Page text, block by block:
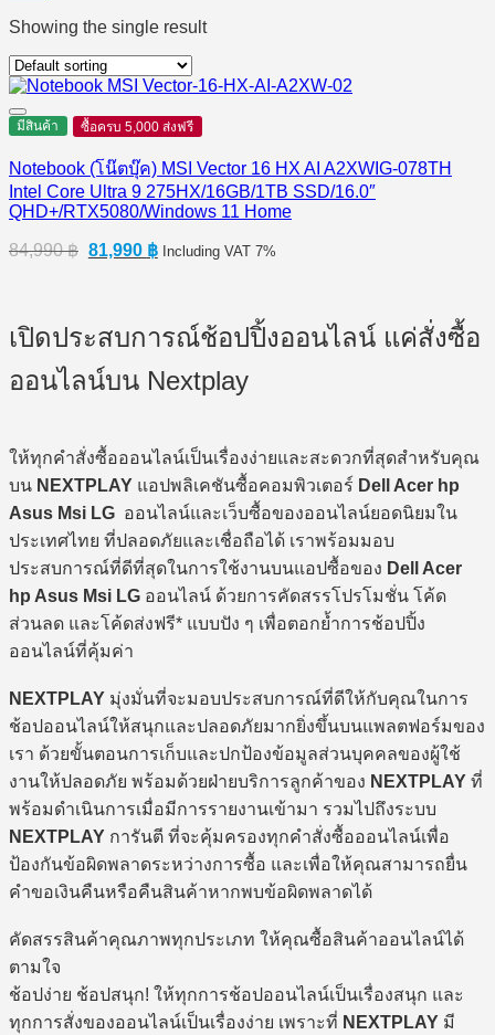
Showing the single result
มีสินค้า ซื้อครบ 5,000 ส่งฟรี
Notebook (โน๊ตบุ๊ค) MSI Vector 16 HX AI A2XWIG-078TH
Intel Core Ultra 9 275HX/16GB/1TB SSD/16.0″
QHD+/RTX5080/Windows 11 Home
84,990฿ Original
81,990 ฿Current
Including VAT 7%
เปิดประสบการณ์ช้อปปิ้งออนไลน์ แค่สั่งซื้อ
ออนไลน์บน Nextplay
ให้ทุกคำสั่งซื้อออนไลน์เป็นเรื่องง่ายและสะดวกที่สุดสำหรับคุณ
บน NEXTPLAY แอปพลิเคชันซื้อคอมพิวเตอร์ Dell Acer hp
Asus Msi LG ออนไลน์และเว็บซื้อของออนไลน์ยอดนิยมใน
ประเทศไทย ที่ปลอดภัยและเชื่อถือได้ เราพร้อมมอบ
ประสบการณ์ที่ดีที่สุดในการใช้งานบนแอปซื้อของ Dell Acer
hp Asus Msi LG ออนไลน์ ด้วยการคัดสรรโปรโมชั่น โค้ด
ส่วนลด และโค้ดส่งฟรี* แบบปัง ๆ เพื่อตอกย้ำการช้อปปิ้ง
ออนไลน์ที่คุ้มค่า
NEXTPLAY มุ่งมั่นที่จะมอบประสบการณ์ที่ดีให้กับคุณในการ
ช้อปออนไลน์ให้สนุกและปลอดภัยมากยิ่งขึ้นบนแพลตฟอร์มของ
เรา ด้วยขั้นตอนการเก็บและปกป้องข้อมูลส่วนบุคคลของผู้ใช้
งานให้ปลอดภัย พร้อมด้วยฝ่ายบริการลูกค้าของ NEXTPLAY ที่
พร้อมดำเนินการเมื่อมีการรายงานเข้ามา รวมไปถึงระบบ
NEXTPLAY การันตี ที่จะคุ้มครองทุกคำสั่งซื้อออนไลน์เพื่อ
ป้องกันข้อผิดพลาดระหว่างการซื้อ และเพื่อให้คุณสามารถยื่น
คำขอเงินคืนหรือคืนสินค้าหากพบข้อผิดพลาดได้
คัดสรรสินค้าคุณภาพทุกประเภท ให้คุณซื้อสินค้าออนไลน์ได้
ตามใจ
ช้อปง่าย ช้อปสนุก! ให้ทุกการช้อปออนไลน์เป็นเรื่องสนุก และ
ทุกการสั่งของออนไลน์เป็นเรื่องง่าย เพราะที่ NEXTPLAY มี